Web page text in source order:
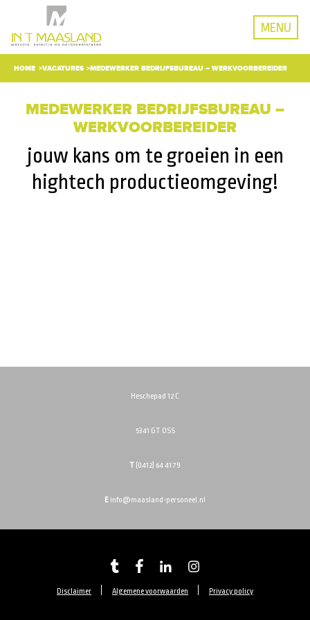
MENU
HOME VACATURES MEDEWERKER BEDRIJFSBUREAU – WERKVOORBEREIDER
MEDEWERKER BEDRIJFSBUREAU –
WERKVOORBEREIDER
jouw kans om te groeien in een
hightech productieomgeving!
Heschepad 12 C
5341 GT OSS
T (0412) 64 41 79
E info@maasland-personeel.nl
Disclaimer Algemene voorwaarden Privacy policy